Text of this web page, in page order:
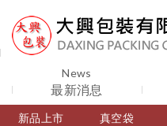
News
最新消息
新品上市 真空袋